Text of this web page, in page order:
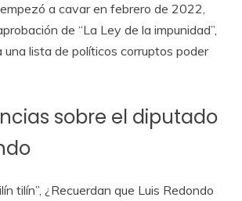
a cavar en febrero de 2022,
de “La Ley de la impunidad”,
una lista de políticos corruptos poder
sobre el diputado
tilín”, ¿Recuerdan que Luis Redondo